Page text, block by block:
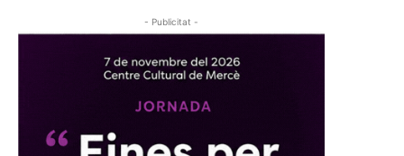
- Publicitat -